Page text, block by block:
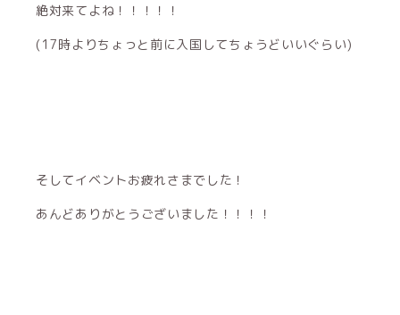
絶対来てよね！！！！！
(17時よりちょっと前に入国してちょうどいいぐらい)
そしてイベントお疲れさまでした！
あんどありがとうございました！！！！